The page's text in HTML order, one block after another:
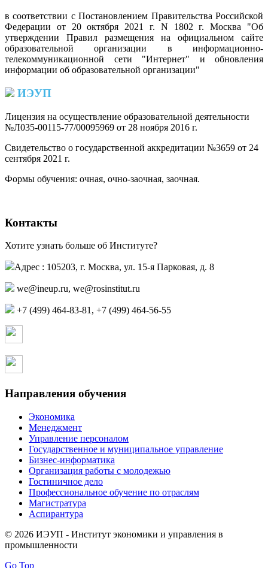
в соответствии с Постановлением Правительства Российской
Федерации от 20 октября 2021 г. N 1802 г. Москва "Об
утверждении Правил размещения на официальном сайте
образовательной организации в информационно-
телекоммуникационной сети "Интернет" и обновления
информации об образовательной организации"
ИЭУП
Лицензия на осуществление образовательной деятельности
№Л035-00115-77/00095969 от 28 ноября 2016 г.
Свидетельство о государственной аккредитации №3659 от 24
сентября 2021 г.
Формы обучения: очная, очно-заочная, заочная.
Контакты
Хотите узнать больше об Институте?
Адрес : 105203, г. Москва, ул. 15-я Парковая, д. 8
,
+7 (499) 464-83-81, +7 (499) 464-56-55
Направления обучения
Экономика
Менеджмент
Управление персоналом
Государственное и муниципальное управление
Бизнес-информатика
Организация работы с молодежью
Гостиничное дело
Профессиональное обучение по отраслям
Магистратура
Аспирантура
© 2026 ИЭУП - Институт экономики и управления в
промышленности
Go Top